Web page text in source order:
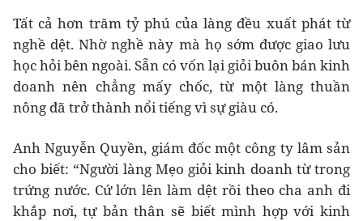
Tất cả hơn trăm tỷ phú của làng đều xuất phát từ
nghề dệt. Nhờ nghề này mà họ sớm được giao lưu
học hỏi bên ngoài. Sẵn có vốn lại giỏi buôn bán kinh
doanh nên chẳng mấy chốc, từ một làng thuần
nông đã trở thành nổi tiếng vì sự giàu có.
Anh Nguyễn Quyền, giám đốc một công ty lâm sản
cho biết: “Người làng Mẹo giỏi kinh doanh từ trong
trứng nước. Cứ lớn lên làm dệt rồi theo cha anh đi
khắp nơi, tự bản thân sẽ biết mình hợp với kinh